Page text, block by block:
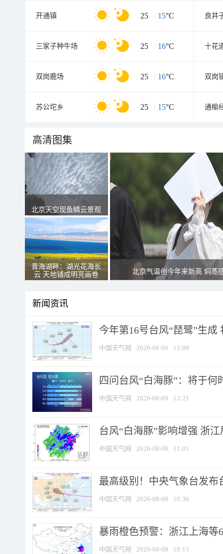
开通镇 25 / 15°C 良井
三家子种牛场 25 / 16°C 十花
双岗鹿场 25 / 16°C 双岗
苏公坨乡 25 / 15°C 通榆
高清图集
北京天空现鱼鳞云景观
青海湖畔：湖光花海长
云 天地铺成明亮画卷
北京气温创今年来新高 焖蒸
新闻资讯
今年第16号台风“琵鹭”生
中国天气网 2026-08-09 15:09
四问台风“白海豚”：将于
中国天气网 2026-08-09 13:21
台风“白海豚”影响增强 浙
中国天气网 2026-08-09 11:01
最高级别！中央气象台发布
中国天气网 2026-08-09 10:36
暴雨橙色预警：浙江上海等
中国天气网 2026-08-09 10:15